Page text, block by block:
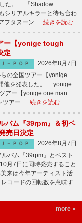
した。 「Shadow
シリアルキラーと待ち合わ
フタヌーン … 続きを読む
ー【yonige tough
定
Ｊ－ＰＯＰ
2026年8月7日
の全国ツアー【yonige
催を発表した。 yonige
アー【yonige one man
ツアー … 続きを読む
バム『39rpm』＆初ベ
売日決定
Ｊ－ＰＯＰ
2026年8月7日
バム『39rpm』とベスト
月7日に同時発売すること
来は今年アーティスト活
コードの回転数を意味す
more »